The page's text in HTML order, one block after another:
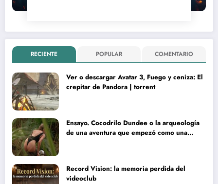
RECIENTE POPULAR COMENTARIO
Ver o descargar Avatar 3, Fuego y ceniza: El
crepitar de Pandora | torrent
Ensayo. Cocodrilo Dundee o la arqueología
de una aventura que empezó como una
Record Vision: la memoria perdida del
videoclub